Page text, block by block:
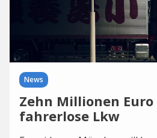
News
Zehn Millionen
fahrerlose Lkw